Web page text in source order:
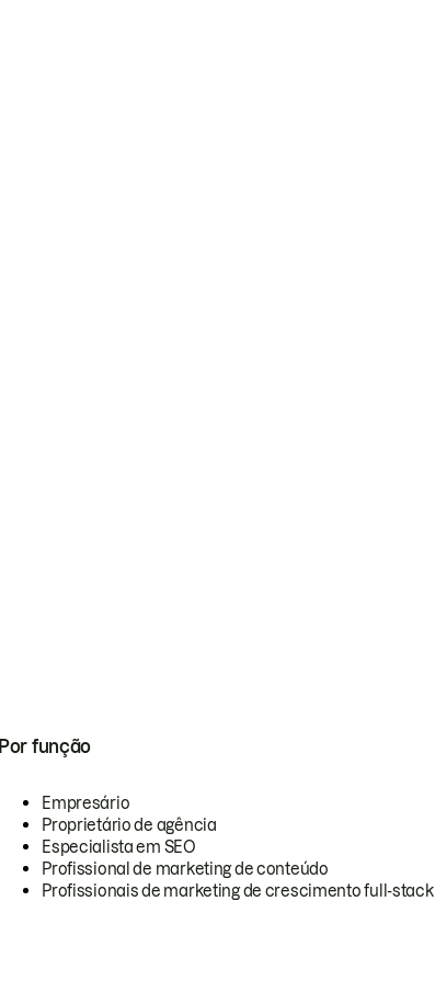
Por função
Empresário
Proprietário de agência
Especialista em SEO
Profissional de marketing de conteúdo
Profissionais de marketing de crescimento full-stack